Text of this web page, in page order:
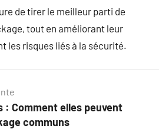
de tirer le meilleur parti de
tout en améliorant leur
les risques liés à la sécurité.
: Comment elles peuvent
communs